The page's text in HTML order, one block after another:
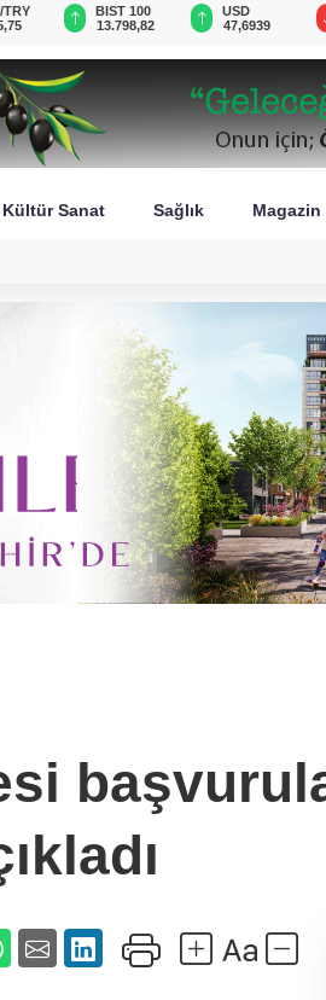
TRY
BIST 100
13.798,82
USD
47,6939
Kültür Sanat Sağlık Magazin